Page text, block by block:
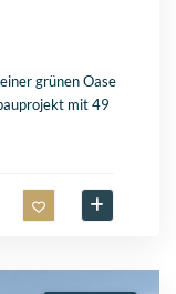
grünen Oase
mit 49